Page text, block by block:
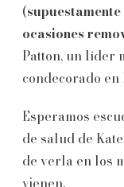
(
ocasiones
Patton, un líder
condecorado
Esperamos
de salud de
de verla en los
vienen.